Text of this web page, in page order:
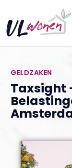
GELDZAKEN
Taxsight